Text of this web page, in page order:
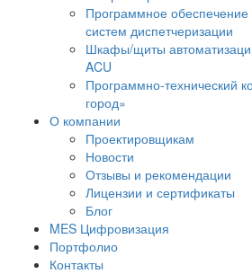
Программное
систем диспетчеризации
Шкафы/щиты
ACU
Программно-технический
город»
О компании
Проектировщикам
Новости
Отзывы и рекомендации
Лицензии и сертификаты
Блог
MES Цифровизация
Портфолио
Контакты